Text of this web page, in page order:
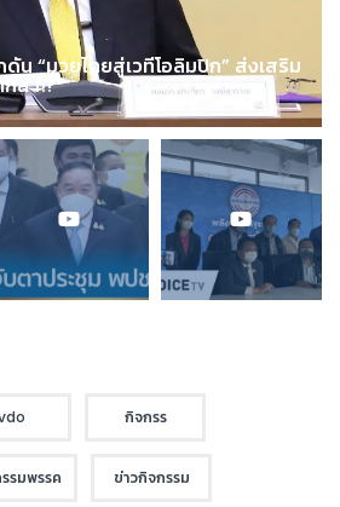
น “มวยไทยสู่เวทีโอลิมปิก” ส่งเสริม
ล !!!
กิจกรร
รมพรรค ข่าวกิจกรรม